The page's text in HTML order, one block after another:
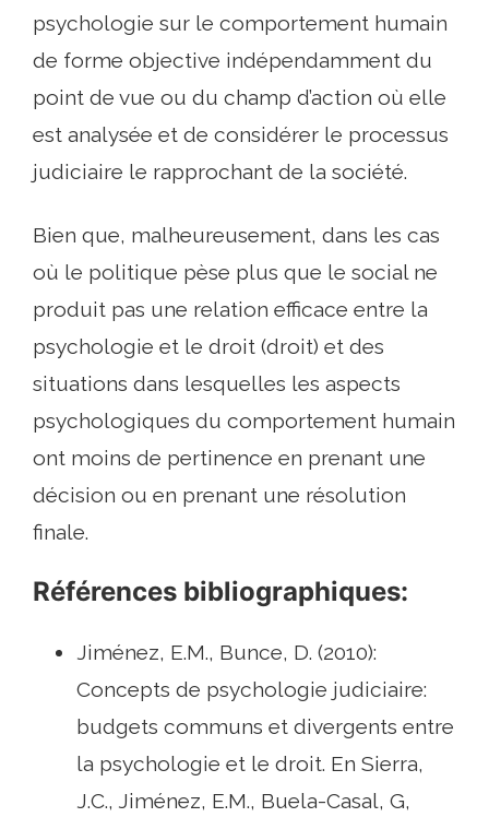
psychologie sur le comportement humain
de forme objective indépendamment du
point de vue ou du champ d’action où elle
est analysée et de considérer le processus
judiciaire le rapprochant de la société.
Bien que, malheureusement, dans les cas
où le politique pèse plus que le social ne
produit pas une relation efficace entre la
psychologie et le droit (droit) et des
situations dans lesquelles les aspects
psychologiques du comportement humain
ont moins de pertinence en prenant une
décision ou en prenant une résolution
finale.
Références bibliographiques:
Jiménez, E.M., Bunce, D. (2010):
Concepts de psychologie judiciaire:
budgets communs et divergents entre
la psychologie et le droit. En Sierra,
J.C., Jiménez, E.M., Buela-Casal, G,